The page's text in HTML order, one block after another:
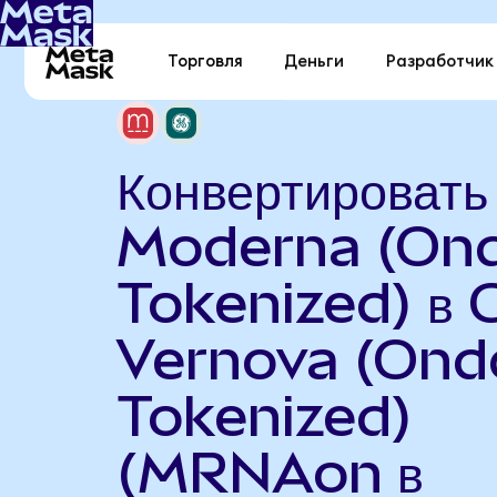
Торговля Деньги Разработчик
Конвертировать
Moderna
Tokenized) в
Vernova
Tokenized)
(MRNAon в